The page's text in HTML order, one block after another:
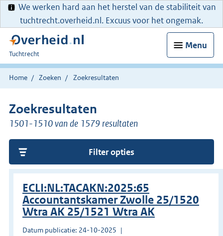
We werken hard aan het herstel van de stabiliteit van
tuchtrecht.overheid.nl. Excuus voor het ongemak.
Menu
U
bent
hier:
Tuchtrecht
Home Zoeken Zoekresultaten
Zoekresultaten
1501-1510 van de 1579 resultaten
Filter opties
ECLI:NL:TACAKN:2025:65
Accountantskamer Zwolle 25/1520
Wtra AK 25/1521 Wtra AK
Datum publicatie: 24-10-2025